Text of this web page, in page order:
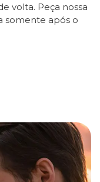
volta. Peça nossa
somente após o